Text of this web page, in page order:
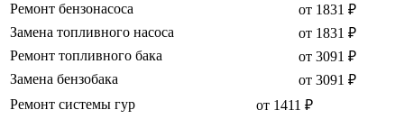
Ремонт бензонасоса
от 1831 ₽
Замена топливного насоса
от 1831 ₽
Ремонт топливного бака
от 3091 ₽
Замена бензобака
от 3091 ₽
Ремонт системы гур
от 1411 ₽